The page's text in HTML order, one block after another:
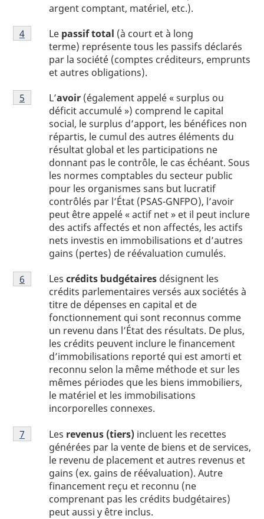
argent comptant, matériel, etc.).
Note
de
1
Le passif total (à court et à long
terme) représente tous les passifs déclarés
par la société (comptes créditeurs, emprunts
et autres obligations).
Retour à la référence de la note
4du tableau 1
Note
de
L’avoir(également appelé « surplus ou
déficit accumulé ») comprend le capital
social, le surplus d’apport, les bénéfices non
répartis, le cumul des autres éléments du
résultat global et les participations ne
donnant pas le contrôle, le cas échéant. Sous
les normes comptables du secteur public
pour les organismes sans but lucratif
contrôlés par l’État (PSAS-GNFPO), l’avoir
peut être appelé « actif net » et il peut inclure
des actifs affectés et non affectés, les actifs
nets investis en immobilisations et d’autres
gains (pertes) de réévaluation cumulés.
Retour à la référence de la note
5 du tableau 1
Note
de
Les crédits budgétairesdésignent les
crédits parlementaires versés aux sociétés à
titre de dépenses en capital et de
fonctionnement qui sont reconnus comme
un revenu dans l’État des résultats. De plus,
les crédits peuvent inclure le financement
d’immobilisations reporté qui est amorti et
reconnu selon la même méthode et sur les
mêmes périodes que les biens immobiliers,
le matériel et les immobilisations
incorporelles connexes.
Retour à la référence de la note
6 du tableau 1
Note
de
Les revenus (tiers) incluent les recettes
générées par la vente de biens et de services,
le revenu de placement et autres revenus et
gains (ex. gains de réévaluation). Autre
financement reçu et reconnu (ne
comprenant pas les crédits budgétaires)
peut aussi y être inclus.
Retour à la référence de la note
7 du tableau 1